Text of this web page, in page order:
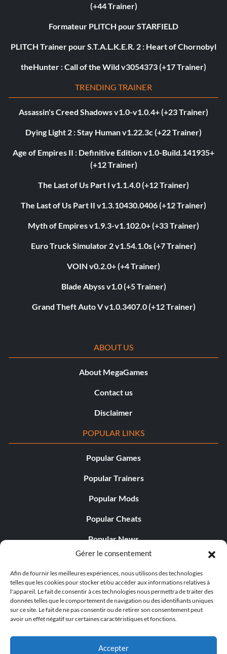
Gérer le consentement
Afin de fournir les meilleures expériences, nous utilisons des technologies
telles que les cookies pour stocker et/ou accéder aux informations relatives à
l'appareil. Le fait de consentir à ces technologies nous permettra de traiter des
données telles que le comportement de navigation ou des identifiants uniques
sur ce site. Le fait de ne pas consentir ou de retirer son consentement peut
avoir un effet négatif sur certaines caractéristiques et fonctions.
Accepter
(+44 Trainer)
Formateur PLITCH pour STARFIELD
PLITCH Trainer pour S.T.A.L.K.E.R. 2 : Heart of Chornobyl
theHunter : Call of the Wild v3054373 (+17 Trainer)
TRENDING TRAINER
Assassin's Creed Shadows v1.0-v1.0.4+ (+23 Trainer)
Dying Light 2 : Stay Human v1.22.3c (+22 Trainer)
Age of Empires II : Definitive Edition v1.0-Build.141935+
(+12 Trainer)
The Last of Us Part I v1.1.4.0 (+12 Trainer)
The Last of Us Part II v1.3.10430.0406 (+12 Trainer)
Myth of Empires v1.9.3-v1.102.0+ (+33 Trainer)
Euro Truck Simulator 2 v1.54.1.0s (+7 Trainer)
VOIN v0.2.0+ (+4 Trainer)
Blade Abyss v1.0 (+5 Trainer)
Grand Theft Auto V v1.0.3407.0 (+12 Trainer)
ABOUT US
About MegaGames
Contact us
Disclaimer
POPULAR LINKS
Popular Games
Popular Trainers
Popular Mods
Popular Cheats
Popular News
Popular Editorials
Popular Free Games
LATEST UPDATES